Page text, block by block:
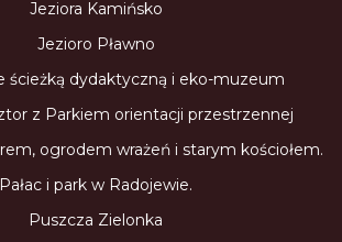
Jeziora Kamińsko
Jezioro Pławno
ścieżką dydaktyczną i eko-muzeum
z Parkiem orientacji przestrzennej
ogrodem wrażeń i starym kościołem.
Pałac i park w Radojewie.
Puszcza Zielonka